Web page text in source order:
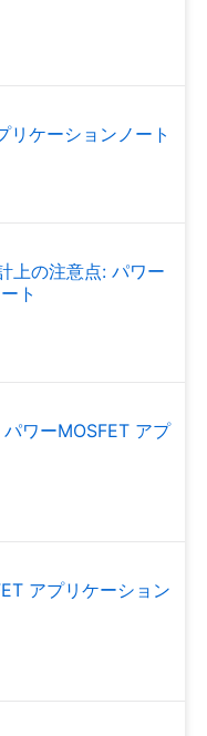
リケーションノート
上の注意点: パワー
ト
ワーMOSFET アプ
アプリケーション